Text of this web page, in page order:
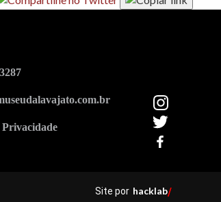
Site por hacklab/